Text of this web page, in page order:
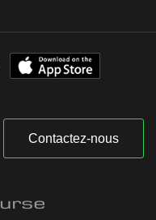
Contactez-nous